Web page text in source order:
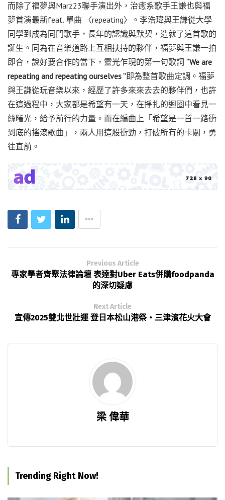
而除了福夢與Marz23聯手演出外，治癒系歌手王謙也與福
夢首演最新feat. 單曲 〈repeating〉。李浩瑋與王謙從大學
同學到成為同門歌手，長年的認識與默契，造就了這首歌的
誕生。同為在音樂道路上互相扶持的夥伴，福夢與王謙一拍
即合，說好要合作的當下，靈光乍現的第一句歌詞 “We are
repeating and repeating ourselves ”即為整首歌曲定調。福夢
與王謙從玩音樂以來，經歷了許多來來去去的夥伴們，也許
在這過程中，大家都是希望有一天，在掙扎的迴圈中看見一
絲曙光，給予前行的力量。而在編曲上「希望是一首一路衝
到底的搖滾歌曲」，兩人用這股衝勁，打破所有的卡關，勇
往直前。
Previous Article
專家學者齊聚法律論壇 表達對Uber Eats併購foodpanda
的深切疑慮
Next Article
宣傳2025雙北世壯運 登日本松山港祭・三津濱花火大會
梁 偉華
Trending Right Now!